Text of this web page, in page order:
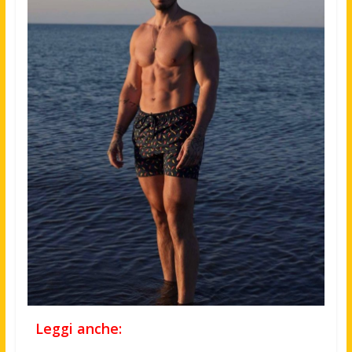
Leggi anche: